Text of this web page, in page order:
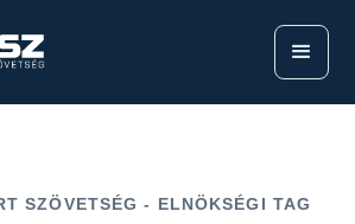
SZÖVETSÉG - ELNÖKSÉGI TAG